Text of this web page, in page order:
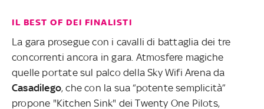
IL BEST OF DEI FINALISTI
La gara prosegue con i cavalli di battaglia dei tre
concorrenti ancora in gara. Atmosfere magiche
quelle portate sul palco della Sky Wifi Arena da
Casadilego, che con la sua “potente semplicità”
propone "Kitchen Sink" dei Twenty One Pilots,